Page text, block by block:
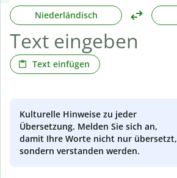
Niederländisch
Text einfügen
Kulturelle Hinweise zu jeder
Übersetzung. Melden Sie sich an,
damit Ihre Worte nicht nur übersetzt,
sondern verstanden werden.